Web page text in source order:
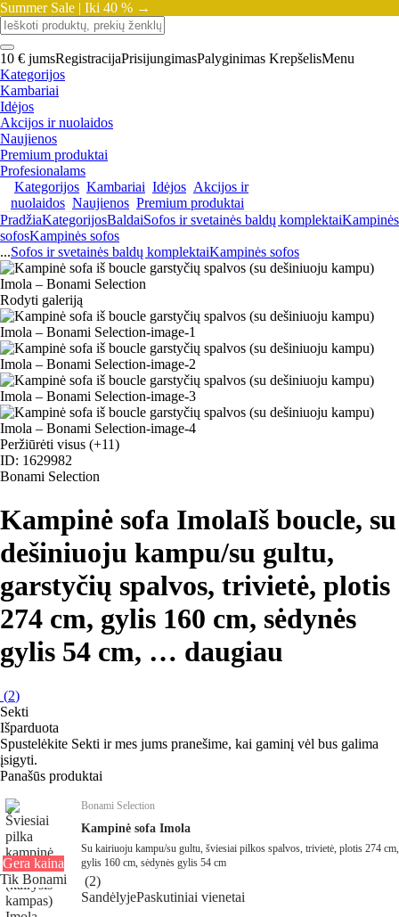
Summer Sale | Iki 40 % →
10 € jumsRegistracijaPrisijungimasPalyginimas KrepšelisMenu
Kategorijos
Kambariai
Idėjos
Akcijos ir nuolaidos
Naujienos
Premium produktai
Profesionalams
Kategorijos Kambariai Idėjos Akcijos ir
nuolaidos Naujienos Premium produktai
PradžiaKategorijosBaldaiSofos ir svetainės baldų komplektaiKampinės
sofosKampinės sofos
...Sofos ir svetainės baldų komplektaiKampinės sofos
Rodyti galeriją
Peržiūrėti visus (+11)
ID: 1629982
Bonami Selection
Kampinė sofa ImolaIš boucle, su
dešiniuoju kampu/su gultu,
garstyčių spalvos, trivietė, plotis
274 cm, gylis 160 cm, sėdynės
gylis 54 cm, … daugiau
(2)
Sekti
Išparduota
Spustelėkite Sekti ir mes jums pranešime, kai gaminį vėl bus galima
įsigyti.
Panašūs produktai
Gera kaina
Tik Bonami
Bonami Selection
Kampinė sofa Imola
Su kairiuoju kampu/su gultu, šviesiai pilkos spalvos, trivietė, plotis 274 cm,
gylis 160 cm, sėdynės gylis 54 cm
(2)
SandėlyjePaskutiniai vienetai